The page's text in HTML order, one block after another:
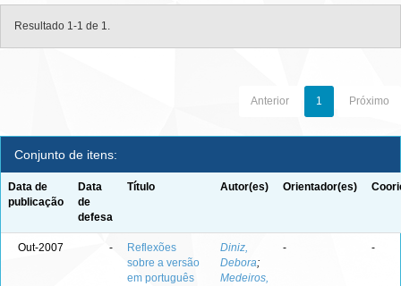
Resultado 1-1 de 1.
Anterior 1 Próximo
Conjunto de itens:
Data de
publicação
Data
de
defesa
Título Autor(es) Orientador(es)
Out-2007 -
Reflexões
sobre a versão
em português
Diniz,
Debora;
Medeiros,
- -